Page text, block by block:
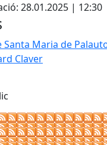
28.01.2025 | 12:30
Santa Maria de
Claver